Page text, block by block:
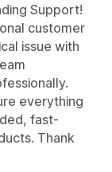
Support!
customer
issue with
everything
fast-
Thank